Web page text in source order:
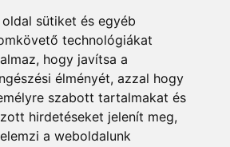
sütiket és egyéb
technológiákat
hogy javítsa a
élményét, azzal hogy
szabott tartalmakat és
hirdetéseket jelenít meg,
a weboldalunk
fizetési módok